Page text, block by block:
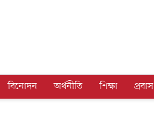
বিনোদন অর্থনীতি শিক্ষা প্রবাস